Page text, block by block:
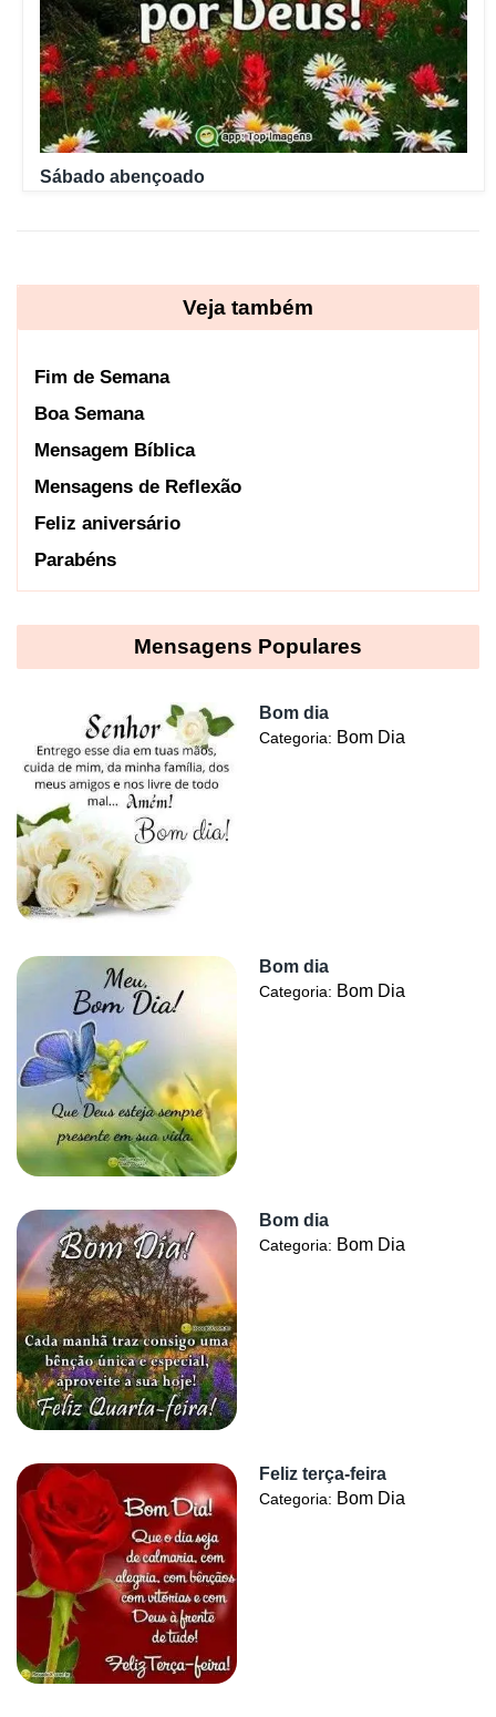
Sábado abençoado
Veja também
Fim de Semana
Boa Semana
Mensagem Bíblica
Mensagens de Reflexão
Feliz aniversário
Parabéns
Mensagens Populares
Bom dia
Categoria: Bom Dia
Bom dia
Categoria: Bom Dia
Bom dia
Categoria: Bom Dia
Feliz terça-feira
Categoria: Bom Dia